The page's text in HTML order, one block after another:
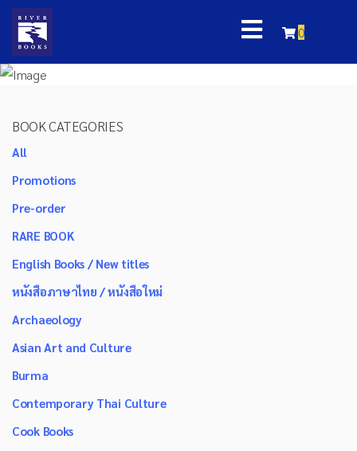
0
BOOK CATEGORIES
All
Promotions
Pre-order
RARE BOOK
English Books / New titles
หนังสือภาษาไทย / หนังสือใหม่
Archaeology
Asian Art and Culture
Burma
Contemporary Thai Culture
Cook Books